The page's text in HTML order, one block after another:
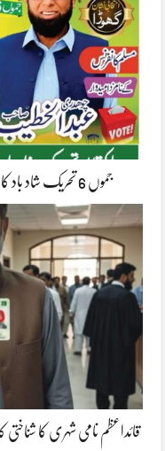
جموں 6 تحریک شاد باد کا عبدالخطیب چودھری کی حمایت کا اعلان
قائداعظم نامی شہری کا